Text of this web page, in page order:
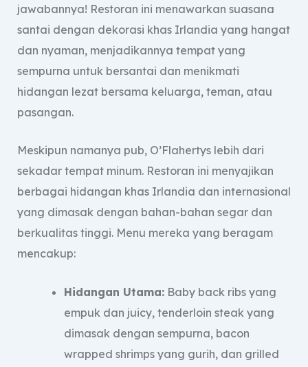
jawabannya! Restoran ini menawarkan suasana
santai dengan dekorasi khas Irlandia yang hangat
dan nyaman, menjadikannya tempat yang
sempurna untuk bersantai dan menikmati
hidangan lezat bersama keluarga, teman, atau
pasangan.
Meskipun namanya pub, O’Flahertys lebih dari
sekadar tempat minum. Restoran ini menyajikan
berbagai hidangan khas Irlandia dan internasional
yang dimasak dengan bahan-bahan segar dan
berkualitas tinggi. Menu mereka yang beragam
mencakup:
Hidangan Utama:Baby back ribs yang
empuk dan juicy, tenderloin steak yang
dimasak dengan sempurna, bacon
wrapped shrimps yang gurih, dan grilled